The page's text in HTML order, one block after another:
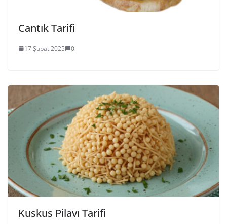
Cantık Tarifi
17 Şubat 2025 0
Kuskus Pilavı Tarifi